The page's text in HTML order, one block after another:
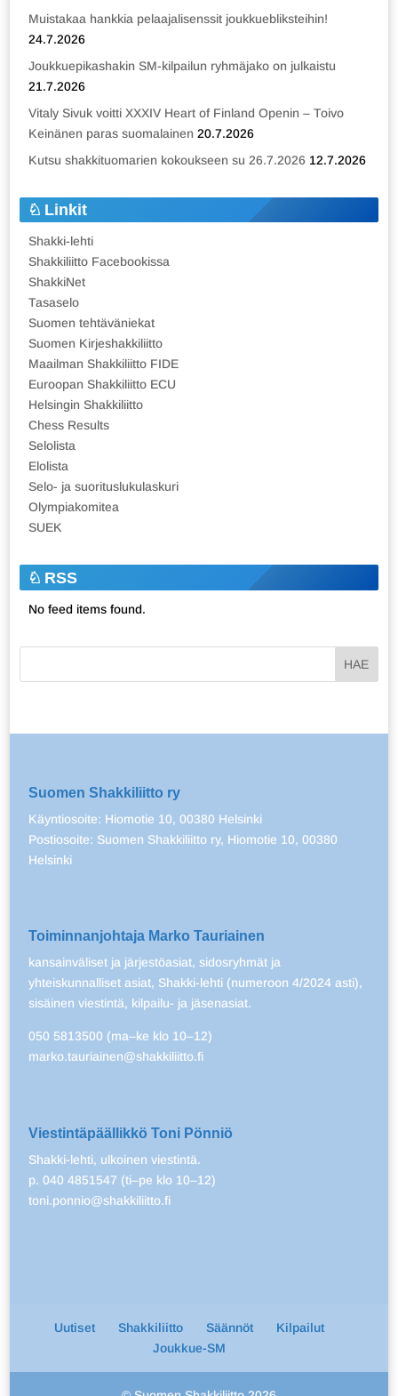
Muistakaa hankkia pelaajalisenssit joukkuebliksteihin!
24.7.2026
Joukkuepikashakin SM-kilpailun ryhmäjako on julkaistu
21.7.2026
Vitaly Sivuk voitti XXXIV Heart of Finland Openin – Toivo
Keinänen paras suomalainen 20.7.2026
Kutsu shakkituomarien kokoukseen su 26.7.2026 12.7.2026
Linkit
Shakki-lehti
Shakkiliitto Facebookissa
ShakkiNet
Tasaselo
Suomen tehtäväniekat
Suomen Kirjeshakkiliitto
Maailman Shakkiliitto FIDE
Euroopan Shakkiliitto ECU
Helsingin Shakkiliitto
Chess Results
Selolista
Elolista
Selo- ja suorituslukulaskuri
Olympiakomitea
SUEK
RSS
No feed items found.
Suomen Shakkiliitto ry
Käyntiosoite: Hiomotie 10, 00380 Helsinki
Postiosoite: Suomen Shakkiliitto ry, Hiomotie 10, 00380
Helsinki
Toiminnanjohtaja Marko Tauriainen
kansainväliset ja järjestöasiat, sidosryhmät ja
yhteiskunnalliset asiat, Shakki-lehti (numeroon 4/2024 asti),
sisäinen viestintä, kilpailu- ja jäsenasiat.
050 5813500 (ma–ke klo 10–12)
marko.tauriainen@shakkiliitto.fi
Viestintäpäällikkö Toni Pönniö
Shakki-lehti, ulkoinen viestintä.
p. 040 4851547 (ti–pe klo 10–12)
toni.ponnio@shakkiliitto.fi
Uutiset Shakkiliitto Säännöt
Kilpailut
Joukkue-SM